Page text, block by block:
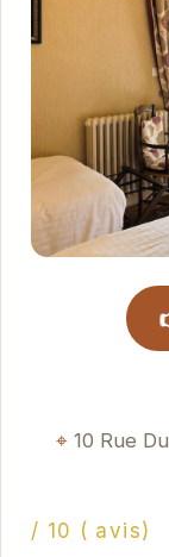
10 Rue
/ 10 ( avis)